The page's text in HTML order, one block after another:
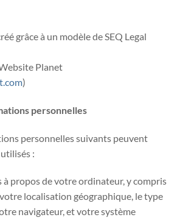
grâce à un modèle de SEQ Legal
Planet
)
personnelles
personnelles suivants peuvent
:
propos de votre ordinateur, y compris
localisation géographique, le type
navigateur, et votre système